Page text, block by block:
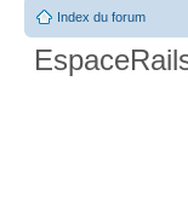
Index du forum